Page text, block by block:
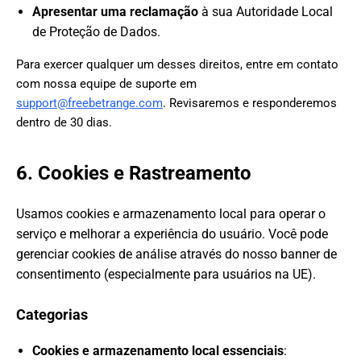
Apresentar uma reclamação à sua Autoridade Local
de Proteção de Dados.
Para exercer qualquer um desses direitos, entre em contato
com nossa equipe de suporte em
support@freebetrange.com. Revisaremos e responderemos
dentro de 30 dias.
6. Cookies e Rastreamento
Usamos cookies e armazenamento local para operar o
serviço e melhorar a experiência do usuário. Você pode
gerenciar cookies de análise através do nosso banner de
consentimento (especialmente para usuários na UE).
Categorias
Cookies e armazenamento local essenciais: